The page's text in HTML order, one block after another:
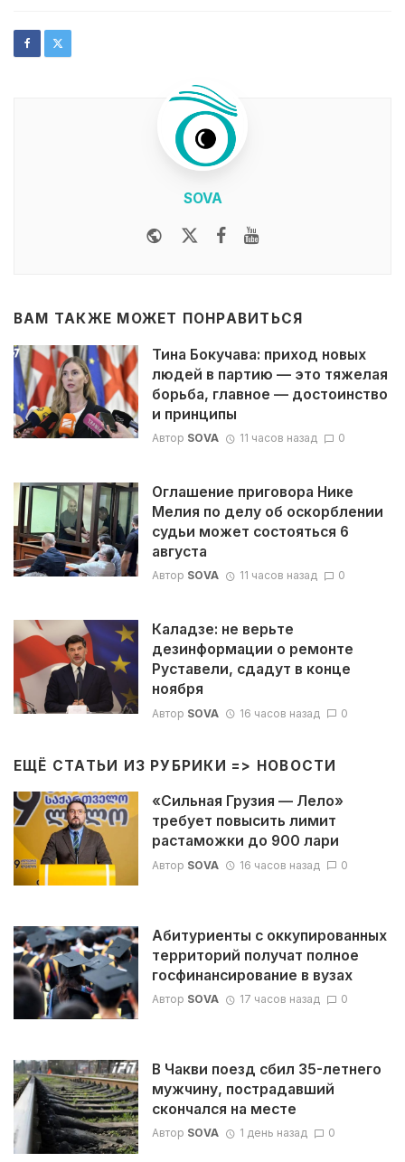
SOVA
WebsiteTwitterFacebook
ВАМ ТАКЖЕ МОЖЕТ ПОНРАВИТЬСЯ
Тина Бокучава: приход новых
людей в партию — это тяжелая
борьба, главное — достоинство
и принципы
Автор SOVA 11 часов назад 0
Оглашение приговора Нике
Мелия по делу об оскорблении
судьи может состояться 6
августа
Автор SOVA 11 часов назад 0
Каладзе: не верьте
дезинформации о ремонте
Руставели, сдадут в конце
ноября
Автор SOVA 16 часов назад 0
ЕЩЁ СТАТЬИ ИЗ РУБРИКИ => НОВОСТИ
«Сильная Грузия — Лело»
требует повысить лимит
растаможки до 900 лари
Автор SOVA 16 часов назад 0
Абитуриенты с оккупированных
территорий получат полное
госфинансирование в вузах
Автор SOVA 17 часов назад 0
В Чакви поезд сбил 35-летнего
мужчину, пострадавший
скончался на месте
Автор SOVA 1 день назад 0